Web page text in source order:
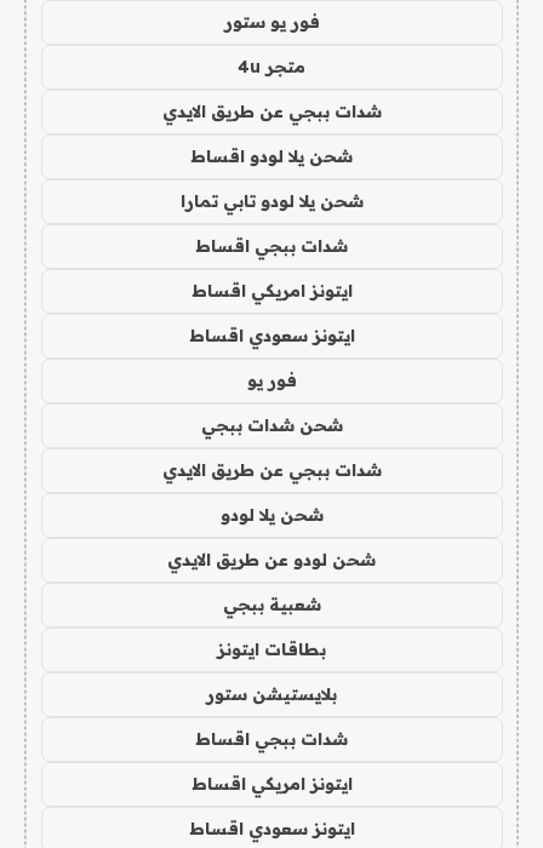
فور يو ستور
متجر 4u
شدات ببجي عن طريق الايدي
شحن يلا لودو اقساط
شحن يلا لودو تابي تمارا
شدات ببجي اقساط
ايتونز امريكي اقساط
ايتونز سعودي اقساط
فور يو
شحن شدات ببجي
شدات ببجي عن طريق الايدي
شحن يلا لودو
شحن لودو عن طريق الايدي
شعبية ببجي
بطاقات ايتونز
بلايستيشن ستور
شدات ببجي اقساط
ايتونز امريكي اقساط
ايتونز سعودي اقساط